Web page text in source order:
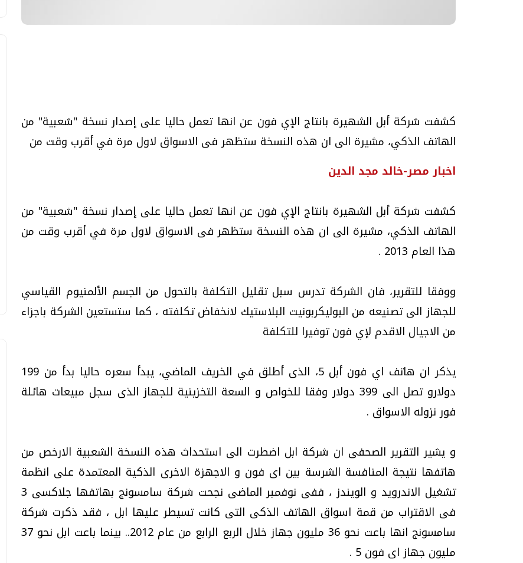
كشفت شركة أبل الشهيرة بانتاج الإي فون عن انها تعمل حاليا على إصدار نسخة "شعبية" من
الهاتف الذكي، مشيرة الى ان هذه النسخة ستظهر فى الاسواق لاول مرة في أقرب وقت من
اخبار مصر-خالد مجد الدين
كشفت شركة أبل الشهيرة بانتاج الإي فون عن انها تعمل حاليا على إصدار نسخة "شعبية" من
الهاتف الذكي، مشيرة الى ان هذه النسخة ستظهر فى الاسواق لاول مرة في أقرب وقت من
هذا العام 2013 .
ووفقا للتقرير، فان الشركة تدرس سبل تقليل التكلفة بالتحول من الجسم الألمنيوم القياسي
للجهاز الى تصنيعه من البوليكربونيت البلاستيك لانخفاض تكلفته ، كما ستستعين الشركة باجزاء
من الاجيال الاقدم لإي فون توفيرا للتكلفة
يذكر ان هاتف اي فون أبل 5، الذى أطلق في الخريف الماضي، يبدأ سعره حاليا بدأ من 199
دولارو تصل الى 399 دولار وفقا للخواص و السعة التخزينية للجهاز الذى سجل مبيعات هائلة
فور نزوله الاسواق .
و يشير التقرير الصحفى ان شركة ابل اضطرت الى استحداث هذه النسخة الشعبية الارخص من
هاتفها نتيجة المنافسة الشرسة بين اى فون و الاجهزة الاخرى الذكية المعتمدة على انظمة
تشغيل الاندرويد و الويندز ، ففى نوفمبر الماضى نجحت شركة سامسونج بهاتفها جلاكسى 3
فى الاقتراب من قمة اسواق الهاتف الذكى التى كانت تسيطر عليها ابل ، فقد ذكرت شركة
سامسونج انها باعت نحو 36 مليون جهاز خلال الربع الرابع من عام 2012.. بينما باعت ابل نحو 37
مليون جهاز اى فون 5 .
دليلك للتنسيق الجامعي .. تساؤلات
وإجابات
فيديو.. الإعلام الرقمي.. تقنيات واعدة
وتحديات هائلة
موجات الطقس الساخنة.. لماذا تحدث وكيف